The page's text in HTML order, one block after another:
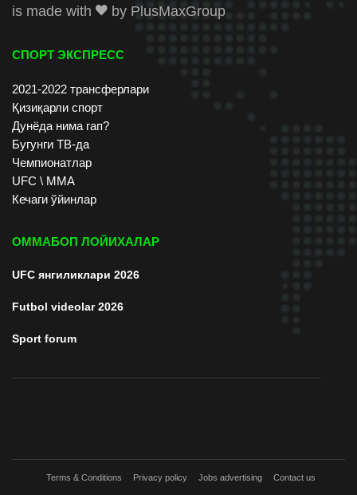
is made with
by PlusMaxGroup
СПОРТ ЭКСПРЕСС
2021-2022 трансферлари
Қизиқарли спорт
Дунёда нима гап?
Бугунги ТВ-да
Чемпионатлар
UFC \ ММА
Кечаги ўйинлар
ОММАБОП ЛОЙИХАЛАР
UFC янгиликлари 2026
Futbol videolar 2026
Sport forum
Terms & Conditions Privacy policy Jobs advertising Contact us